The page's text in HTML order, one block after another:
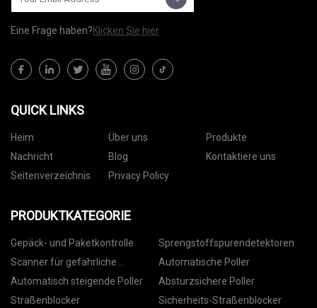
Eine Frage haben?Klicken Sie hier
QUICK LINKS
Heim Über uns
Produkte
Nachricht
Blog
Kontaktiere uns
Seitenverzeichnis
Privacy Policy
PRODUKTKATEGORIE
Gepäck- und Paketkontrolle
Sprengstoffspurendetektoren
Scanner für gefährliche
Flüssigkeiten
Automatische Poller
Automatisch steigende Poller
Absturzsichere Poller
Straßenblocker
Sicherheits-Straßenblocker